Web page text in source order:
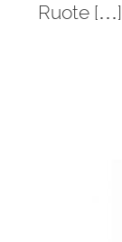
Ruote […]